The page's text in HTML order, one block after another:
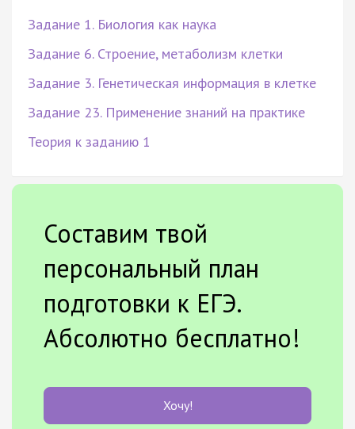
Задание 1. Биология как наука
Задание 6. Строение, метаболизм клетки
Задание 3. Генетическая информация в клетке
Задание 23. Применение знаний на практике
Теория к заданию 1
Составим твой
персональный план
подготовки к ЕГЭ.
Абсолютно бесплатно!
Хочу!